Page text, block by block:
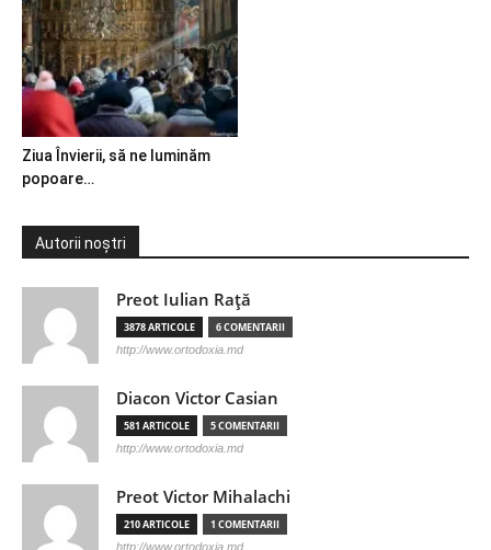
Ziua Învierii, să ne luminăm
popoare…
Autorii noștri
Preot Iulian Raţă
3878 ARTICOLE 6 COMENTARII
http://www.ortodoxia.md
Diacon Victor Casian
581 ARTICOLE 5 COMENTARII
http://www.ortodoxia.md
Preot Victor Mihalachi
210 ARTICOLE 1 COMENTARII
http://www.ortodoxia.md